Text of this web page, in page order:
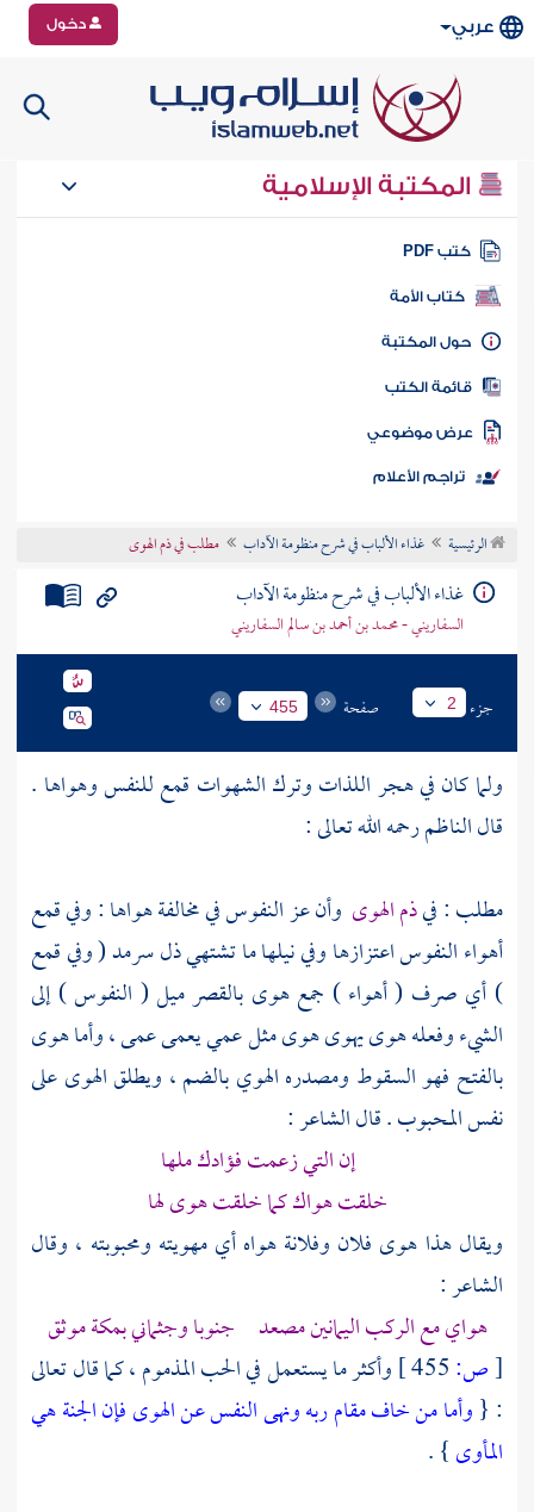
عربي دخول
المكتبة الإسلامية
كتب PDF
كتاب الأمة
المكتبة
الكتب
موضوعي
تراجم الأعلام
الرئيسية غذاء الألباب في شرح منظومة الآداب مطلب في ذم الهوى
غذاء الألباب في شرح منظومة الآداب
السفاريني - محمد بن أحمد بن سالم السفاريني
جزء 2 صفحة 455
ولما كان في هجر اللذات وترك الشهوات قمع للنفس وهواها .
قال الناظم رحمه الله تعالى :
مطلب : فيذم الهوى وأن عز النفوس في مخالفة هواها : وفي قمع
أهواء النفوس اعتزازها وفي نيلها ما تشتهي ذل سرمد ( وفي قمع
) أي صرف ( أهواء ) جمع هوى بالقصر ميل ( النفوس ) إلى
الشيء وفعله هوى يهوى هوى مثل عمي يعمى عمى ، وأما هوى
بالفتح فهو السقوط ومصدره الهوي بالضم ، ويطلق الهوى على
نفس المحبوب . قال الشاعر :
إن التي زعمت فؤادك ملها
خلقت هواك كما خلقت هوى لها
ويقال هذا هوى فلان وفلانة هواه أي مهويته ومحبوبته ، وقال
الشاعر :
هواي مع الركب اليمانين مصعد جنوبا وجثمانيبمكةموثق
[ص:
وأكثر ما يستعمل في الحب المذموم ، كما قال تعالى
: {وأما من خاف مقام ربه ونهى النفس عن الهوى فإن الجنة هي
المأوى} .